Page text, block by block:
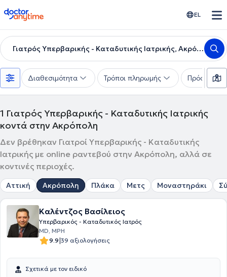
doctoranytime EL
Γιατρός Υπερβαρικής - Καταδυτικής Ιατρικής, Ακρόπολη
Διαθεσιμότητα Τρόποι πληρωμής Πρόσθετα
1 Γιατρός Υπερβαρικής - Καταδυτικής Ιατρικής
κοντά στην Ακρόπολη
Δεν βρέθηκαν Γιατροί Υπερβαρικής - Καταδυτικής
Ιατρικής με online ραντεβού στην Ακρόπολη, αλλά σε
κοντινές περιοχές.
Αττική Ακρόπολη Πλάκα Μετς Μοναστηράκι
Καλέντζος Βασίλειος
Υπερβαρικός - Καταδυτικός Ιατρός
MD, MPH
9.9|39 αξιολογήσεις
Σχετικά με τον ειδικό